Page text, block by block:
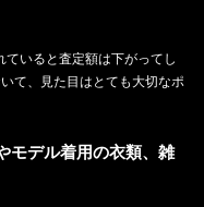
いると査定額は下がってし
て、見た目はとても大切なポ
モデル着用の衣類、雑